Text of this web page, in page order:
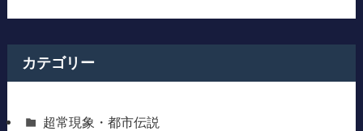
カテゴリー
超常現象・都市伝説